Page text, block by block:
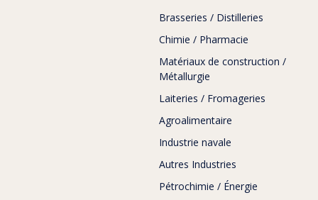
Brasseries / Distilleries
Chimie / Pharmacie
Matériaux de construction /
Métallurgie
Laiteries / Fromageries
Agroalimentaire
Industrie navale
Autres Industries
Pétrochimie / Énergie